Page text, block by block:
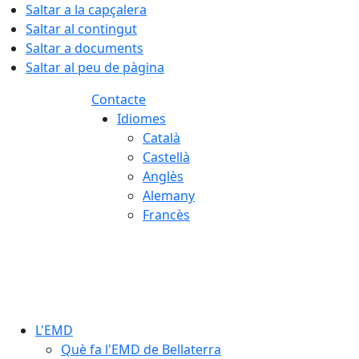
Saltar a la capçalera
Saltar al contingut
Saltar a documents
Saltar al peu de pàgina
Contacte
Idiomes
Català
Castellà
Anglès
Alemany
Francès
L'EMD
Què fa l'EMD de Bellaterra